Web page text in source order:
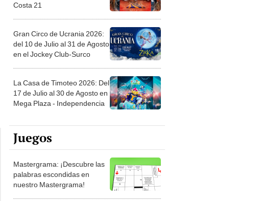
Costa 21
Gran Circo de Ucrania 2026:
del 10 de Julio al 31 de Agosto
en el Jockey Club-Surco
La Casa de Timoteo 2026: Del
17 de Julio al 30 de Agosto en
Mega Plaza - Independencia
Juegos
Mastergrama: ¡Descubre las
palabras escondidas en
nuestro Mastergrama!